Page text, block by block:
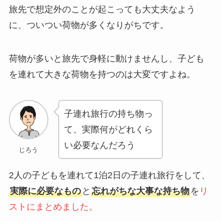
旅先で想定外のことが起こっても大丈夫なよう
に、ついつい荷物が多くなりがちです。
荷物が多いと旅先で身軽に動けませんし、子ども
を連れて大きな荷物を持つのは大変ですよね。
じろう
子連れ旅行の持ち物っ
て、実際何がどれくら
い必要なんだろう
2人の子どもを連れて1泊2日の子連れ旅行をして、
実際に必要なものと 忘れがちな大事な持ち物を リ
ストにまとめました。